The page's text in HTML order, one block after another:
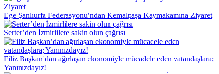
Ege Şanlıurfa Federasyonu’ndan Kemalpaşa Kaymakamına Ziyaret
Serter’den İzmirlilere sakin olun çağrısı
Filiz Başkan’dan ağırlaşan ekonomiyle mücadele eden vatandaşlara;
Yanınızdayız!